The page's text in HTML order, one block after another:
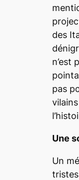
des
n’est
pas
Une
Un